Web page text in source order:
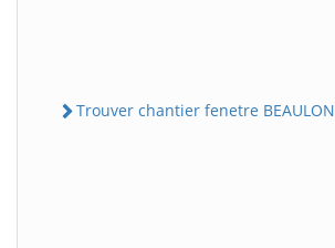
Trouver chantier fenetre BEAULON